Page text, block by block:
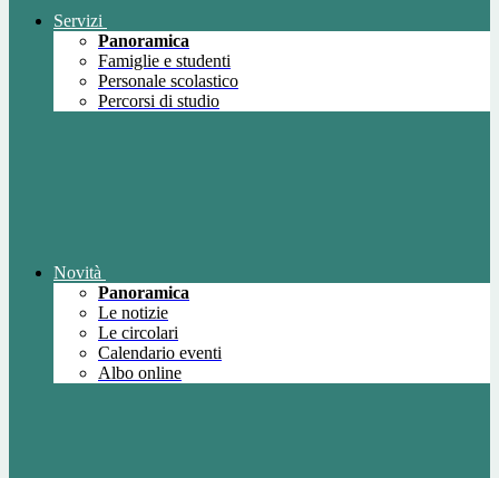
Servizi
Panoramica
Famiglie e studenti
Personale scolastico
Percorsi di studio
Novità
Panoramica
Le notizie
Le circolari
Calendario eventi
Albo online